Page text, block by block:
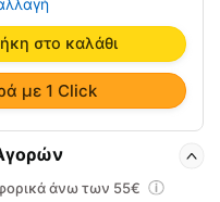
στο καλάθι
με 1 Click
άνω των 55€